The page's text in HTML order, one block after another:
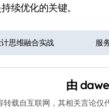
续优化的关键。
思维融合实战 服
由
转载自互联网，其相关言论仅